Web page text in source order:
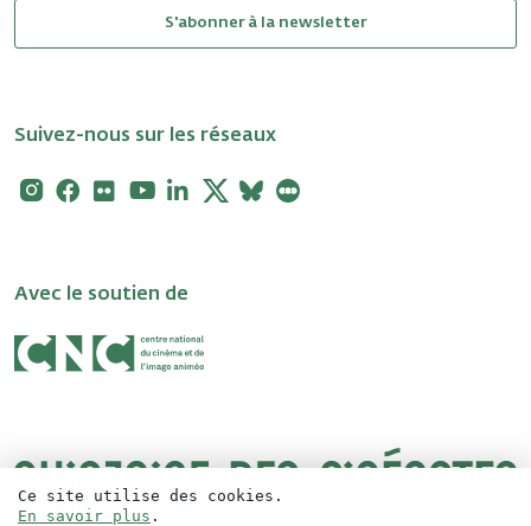
S'abonner à la newsletter
Suivez-nous sur les réseaux
Instagram
Facebook
FlickrYoutubeLinkedin
X Bluesky
Avec le soutien de
Ce site utilise des cookies.
En savoir plus .